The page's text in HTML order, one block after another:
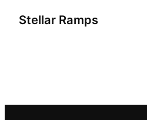
Stellar Ramps